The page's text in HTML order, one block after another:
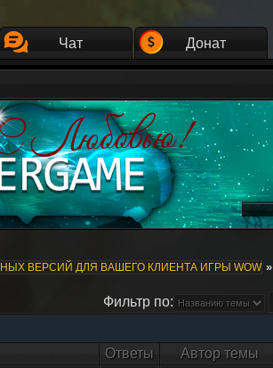
Чат Донат
ВЕРСИЙ ДЛЯ ВАШЕГО КЛИЕНТА ИГРЫ WOW »
Фильтр по:
Ответы Автор темы